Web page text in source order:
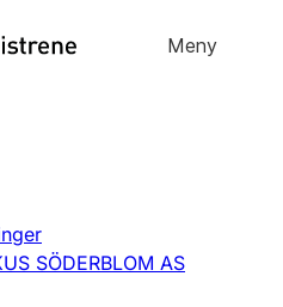
til
Meny
SÖDERBLOM AS